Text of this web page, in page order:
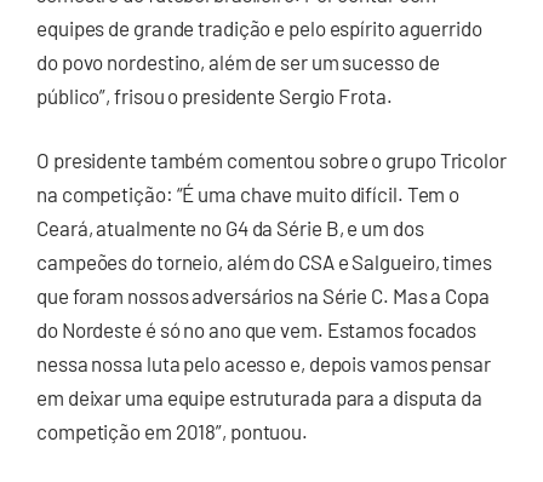
equipes de grande tradição e pelo espírito aguerrido
do povo nordestino, além de ser um sucesso de
público”, frisou o presidente Sergio Frota.
O presidente também comentou sobre o grupo Tricolor
na competição: “É uma chave muito difícil. Tem o
Ceará, atualmente no G4 da Série B, e um dos
campeões do torneio, além do CSA e Salgueiro, times
que foram nossos adversários na Série C. Mas a Copa
do Nordeste é só no ano que vem. Estamos focados
nessa nossa luta pelo acesso e, depois vamos pensar
em deixar uma equipe estruturada para a disputa da
competição em 2018”, pontuou.